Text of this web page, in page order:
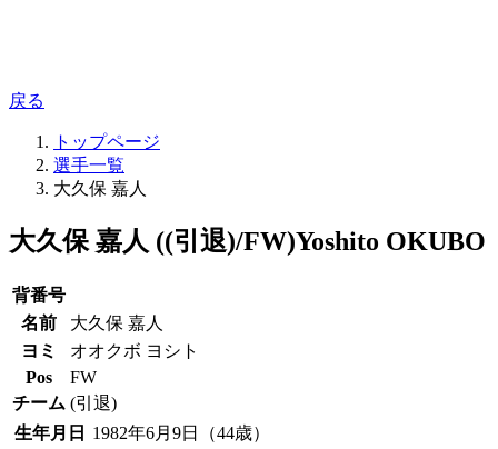
戻る
トップページ
選手一覧
大久保 嘉人
大久保 嘉人 ((引退)/FW)Yoshito OKUBO
背番号
名前
大久保 嘉人
ヨミ
オオクボ ヨシト
Pos
FW
チーム (引退)
生年月日
1982年6月9日（44歳）